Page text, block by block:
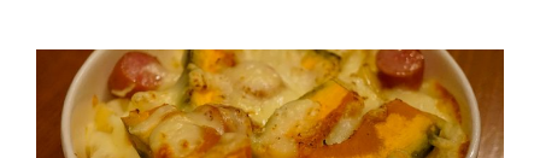
の
ス
ペ
ア